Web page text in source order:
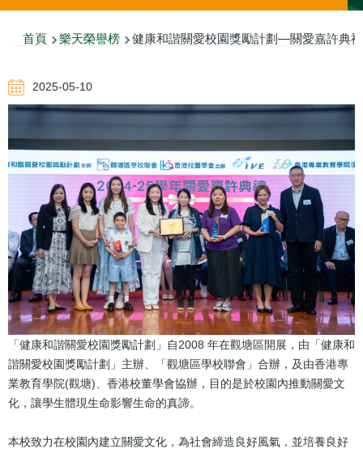
導
連
首頁 樂天榮譽榜 健康和諧關愛校園獎勵計劃—關愛嘉許典禮
2025-05-10
「健康和諧關愛校園獎勵計劃」自2008 年在觀塘區開展，由「健康和
諧關愛校園獎勵計劃」主辦、「觀塘區學校聯會」合辦，及由香港專
業教育學院(觀塘)、香港校董學會協辦，目的是於校園內推動關愛文
化，讓學生體現生命影響生命的真諦。
本校致力在校園內建立關愛文化，為社會締造良好風氣，並培養良好